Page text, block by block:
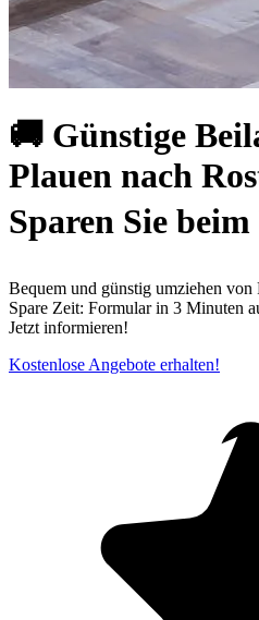
🚚 Günstige
Plauen nach
Sparen Sie
Bequem und günstig umziehen
Spare Zeit: Formular in 3 Minuten
Jetzt informieren!
Kostenlose Angebote erhalten!